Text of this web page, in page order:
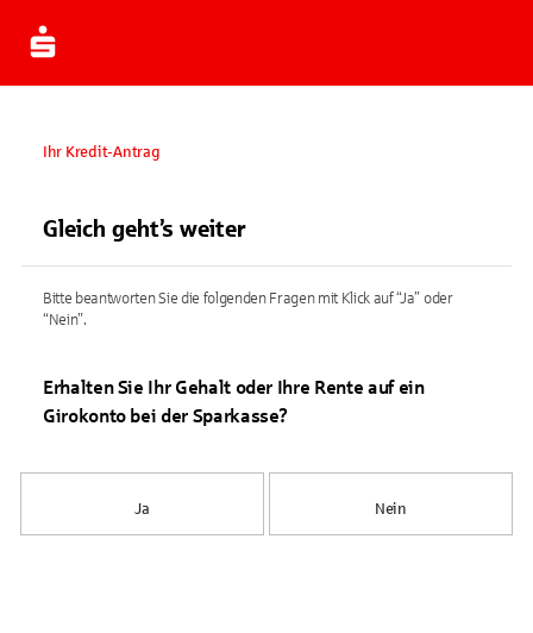
Ihr Kredit-Antrag
Gleich geht’s weiter
Bitte beantworten Sie die folgenden Fragen mit Klick auf “Ja” oder
“Nein”.
Erhalten Sie Ihr Gehalt oder Ihre Rente auf ein
Girokonto bei der Sparkasse?
Ja Nein